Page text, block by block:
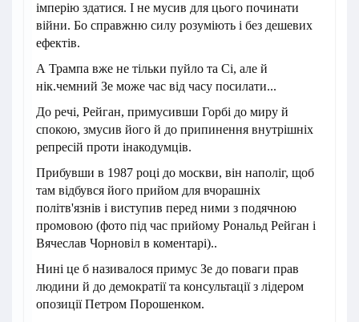
імперію здатися. І не мусив для цього починати
війни. Бо справжню силу розуміють і без дешевих
ефектів.
А Трампа вже не тільки пуйло та Сі, але й
нік.чемний Зе може час від часу посилати...
До речі, Рейган, примусивши Горбі до миру й
спокою, змусив його й до припинення внутрішніх
репресій проти інакодумців.
Прибувши в 1987 році до москви, він наполіг, щоб
там відбувся його прийом для вчорашніх
політв'язнів і виступив перед ними з подячною
промовою (фото під час прийому Рональд Рейган і
Вячеслав Чорновіл в коментарі)..
Нині це б називалося примус Зе до поваги прав
людини й до демократії та консультації з лідером
опозиції Петром Порошенком.